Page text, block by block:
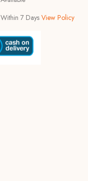
Within 7 Days View Policy